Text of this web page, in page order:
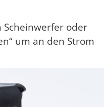
Scheinwerfer oder
um an den Strom